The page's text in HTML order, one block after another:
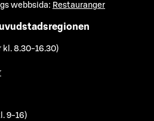
webbsida: Restauranger
kl. 8.30-16.30)
9-16)